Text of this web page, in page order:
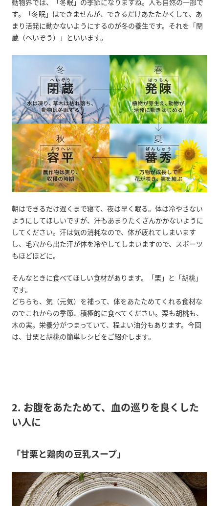
す。「冬眠」はできませんが、できるだけあたたかくして、あ
まり活発に動かないようにするのが冬の養生です。それを「閉
蔵（へいぞう）」といいます。
朝はできるだけ遅くまで寝て、夜は早く眠る。体は冷やさない
ようにしてほしいですが、汗もあまりたくさんかかないように
してください。汗は気の消耗なので、体が疲れてしまいます
し、毛穴から出た汗が体を冷やしてしまいますので、スポーツ
もほどほどに。
そんなときに食べてほしい食材があります。「栗」と「胡桃」
です。
どちらも、気（元気）を補って、体をあたためてくれる食材な
のでこれからの季節、積極的に食べてください。栗も胡桃も、
木の実。栄養分がつまっていて、程よい油分もあります。今回
は、甘栗と胡桃の簡単レシピをご紹介します。
2. お腹をあたためて、血の巡りを良くした
い人に
「甘栗と鶏肉の豆乳スープ」